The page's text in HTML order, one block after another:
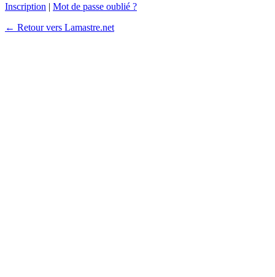
Inscription | Mot de passe oublié ?
← Retour vers Lamastre.net